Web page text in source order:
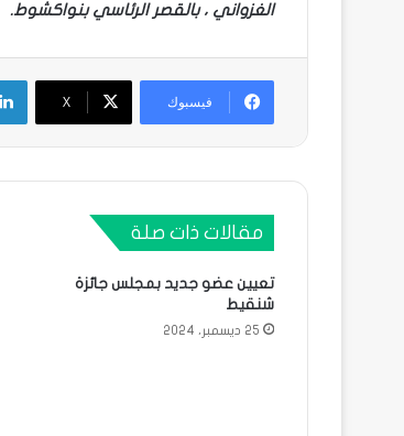
الغزواني ، بالقصر الرئاسي بنواكشوط.
فيسبوك X
مقالات ذات صلة
تعيين عضو جديد بمجلس جائزة
شنقيط
25 ديسمبر، 2024